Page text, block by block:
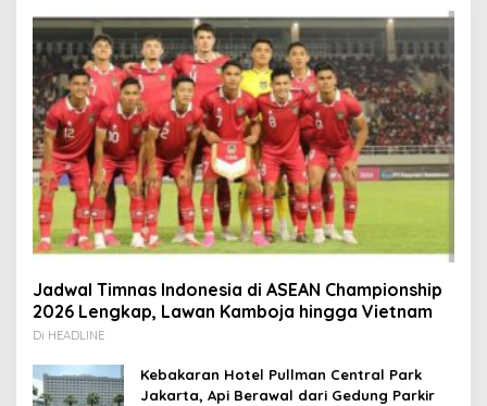
Jadwal Timnas Indonesia di ASEAN Championship
2026 Lengkap, Lawan Kamboja hingga Vietnam
Di HEADLINE
Kebakaran Hotel Pullman Central Park
Jakarta, Api Berawal dari Gedung Parkir